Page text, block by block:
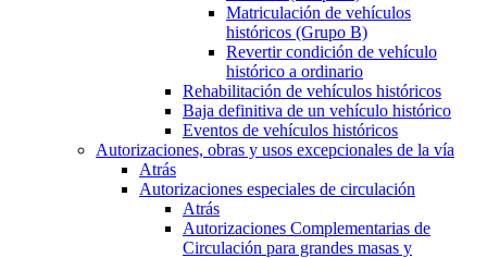
Matriculación de vehículos
históricos (Grupo B)
Revertir condición de vehículo
histórico a ordinario
Rehabilitación de vehículos históricos
Baja definitiva de un vehículo histórico
Eventos de vehículos históricos
Autorizaciones, obras y usos excepcionales de la vía
Atrás
Autorizaciones especiales de circulación
Atrás
Autorizaciones Complementarias de
Circulación para grandes masas y